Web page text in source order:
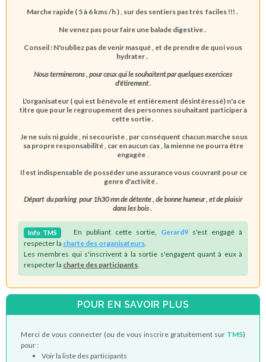
Marche rapide ( 5 à 6 kms /h ) , sur des sentiers pas très faciles !!! .
Ne venez pas pour faire une balade digestive .
Conseil : N'oubliez pas de venir masqué , et de prendre de quoi vous
hydrater .
Nous terminerons , pour ceux qui le souhaitent par quelques exercices
d'étirement .
L'organisateur ( qui est bénévole et entièrement désintéressé) n'a ce
titre que pour le regroupement des personnes souhaitant participer à
cette sortie .
Je ne suis ni guide , ni secouriste , par conséquent chacun marche sous
sa propre responsabilité , car en aucun cas , la mienne ne pourra être
engagée
Il est indispensable de posséder une assurance vous couvrant pour ce
genre d'activité .
Départ du parking pour 1h30 mn de détente , de bonne humeur , et de plaisir
dans les bois .
Info TMS En publiant cette sortie, Gerard9 s'est engagé à
respecter la charte des organisateurs
Les membres qui s'inscrivent à la sortie s'engagent quant à eux à
respecter la charte des participants
POUR EN SAVOIR PLUS
Merci de vous connecter (ou de vous inscrire gratuitement sur TMS)
pour :
Voir la liste des participants